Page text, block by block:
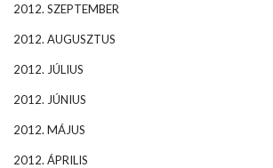
2012. SZEPTEMBER
2012. AUGUSZTUS
2012. JÚLIUS
2012. JÚNIUS
2012. MÁJUS
2012. ÁPRILIS